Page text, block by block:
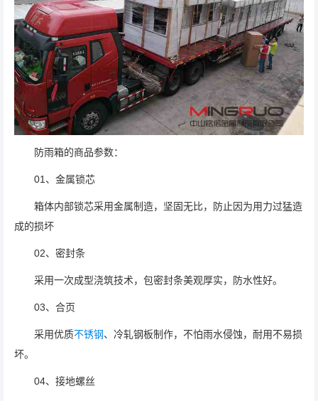
防雨箱的商品参数：
01、金属锁芯
箱体内部锁芯采用金属制造，坚固无比，防止因为用力过猛造
成的损坏
02、密封条
采用一次成型浇筑技术，包密封条美观厚实，防水性好。
03、合页
采用优质不锈钢、冷轧钢板制作，不怕雨水侵蚀，耐用不易损
坏。
04、接地螺丝